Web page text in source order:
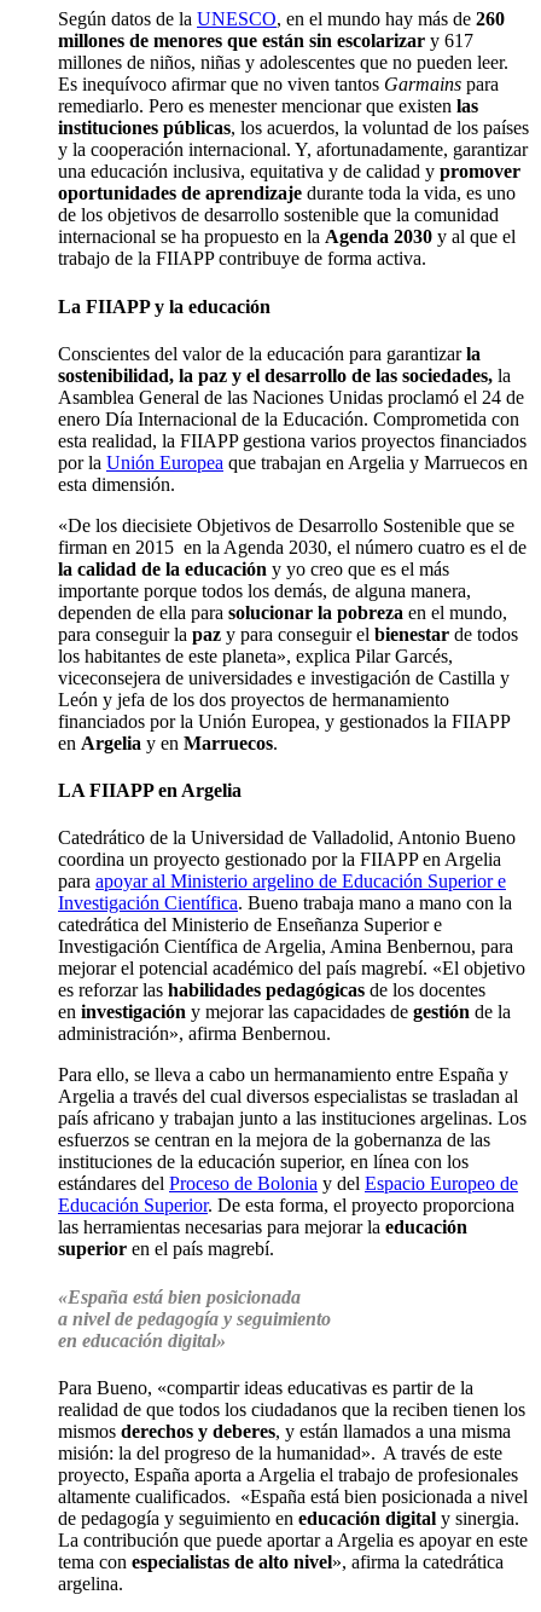
Según datos de la UNESCO, en el mundo hay más de 260
millones de menores que están sin escolarizar y 617
millones de niños, niñas y adolescentes que no pueden leer.
Es inequívoco afirmar que no viven tantos Garmains para
remediarlo. Pero es menester mencionar que existen las
instituciones públicas, los acuerdos, la voluntad de los países
y la cooperación internacional. Y, afortunadamente, garantizar
una educación inclusiva, equitativa y de calidad y promover
oportunidades de aprendizaje durante toda la vida, es uno
de los objetivos de desarrollo sostenible que la comunidad
internacional se ha propuesto en la Agenda 2030 y al que el
trabajo de la FIIAPP contribuye de forma activa.
La FIIAPP y la educación
Conscientes del valor de la educación para garantizarla
sostenibilidad, la paz y el desarrollo de las sociedades, la
Asamblea General de las Naciones Unidas proclamó el 24 de
enero Día Internacional de la Educación. Comprometida con
esta realidad, la FIIAPP gestiona varios proyectos financiados
por la Unión Europea que trabajan en Argelia y Marruecos en
esta dimensión.
«De los diecisiete Objetivos de Desarrollo Sostenible que se
firman en 2015 en la Agenda 2030, el número cuatro es el de
la calidad de la educación y yo creo que es el más
importante porque todos los demás, de alguna manera,
dependen de ella para solucionar la pobreza en el mundo,
para conseguir la paz y para conseguir el bienestar de todos
los habitantes de este planeta», explica Pilar Garcés,
viceconsejera de universidades e investigación de Castilla y
León y jefa de los dos proyectos de hermanamiento
financiados por la Unión Europea, y gestionados la FIIAPP
en Argelia y en Marruecos.
LA FIIAPP en Argelia
Catedrático de la Universidad de Valladolid, Antonio Bueno
coordina un proyecto gestionado por la FIIAPP en Argelia
para apoyar al Ministerio argelino de Educación Superior e
Investigación Científica. Bueno trabaja mano a mano con la
catedrática del Ministerio de Enseñanza Superior e
Investigación Científica de Argelia, Amina Benbernou, para
mejorar el potencial académico del país magrebí. «El objetivo
es reforzar las habilidades pedagógicas de los docentes
en investigación y mejorar las capacidades de gestión de la
administración», afirma Benbernou.
Para ello, se lleva a cabo un hermanamiento entre España y
Argelia a través del cual diversos especialistas se trasladan al
país africano y trabajan junto a las instituciones argelinas. Los
esfuerzos se centran en la mejora de la gobernanza de las
instituciones de la educación superior, en línea con los
estándares del Proceso de Bolonia y del Espacio Europeo de
Educación Superior. De esta forma, el proyecto proporciona
las herramientas necesarias para mejorar la educación
superior en el país magrebí.
«España está bien posicionada
a nivel de pedagogía y seguimiento
en educación digital»
Para Bueno, «compartir ideas educativas es partir de la
realidad de que todos los ciudadanos que la reciben tienen los
mismos derechos y deberes, y están llamados a una misma
misión: la del progreso de la humanidad». A través de este
proyecto, España aporta a Argelia el trabajo de profesionales
altamente cualificados. «España está bien posicionada a nivel
de pedagogía y seguimiento en educación digital y sinergia.
La contribución que puede aportar a Argelia es apoyar en este
tema con especialistas de alto nivel», afirma la catedrática
argelina.